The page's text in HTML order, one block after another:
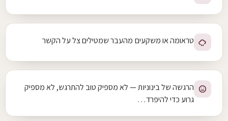
טראומה או משקעים מהעבר שמטילים צל על הקשר
הרגשה של בינוניות — לא מספיק טוב להתרגש, לא מספיק
גרוע כדי להיפרד…